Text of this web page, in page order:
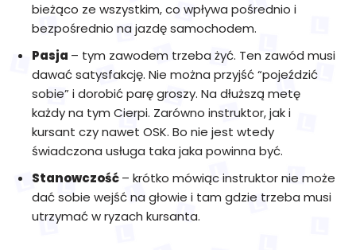
bieżąco ze wszystkim, co wpływa pośrednio i
bezpośrednio na jazdę samochodem.
Pasja – tym zawodem trzeba żyć. Ten zawód musi
dawać satysfakcję. Nie można przyjść “pojeździć
sobie” i dorobić parę groszy. Na dłuższą metę
każdy na tym Cierpi. Zarówno instruktor, jak i
kursant czy nawet OSK. Bo nie jest wtedy
świadczona usługa taka jaka powinna być.
Stanowczość– krótko mówiąc instruktor nie może
dać sobie wejść na głowie i tam gdzie trzeba musi
utrzymać w ryzach kursanta.